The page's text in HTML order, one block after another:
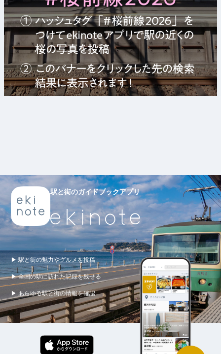
駅と街のガイドブックアプリ
▶ 駅と街の魅力やグルメを投稿
▶ 全国の駅に訪れた記録を残せる
▶ あらゆる駅と街の情報を確認